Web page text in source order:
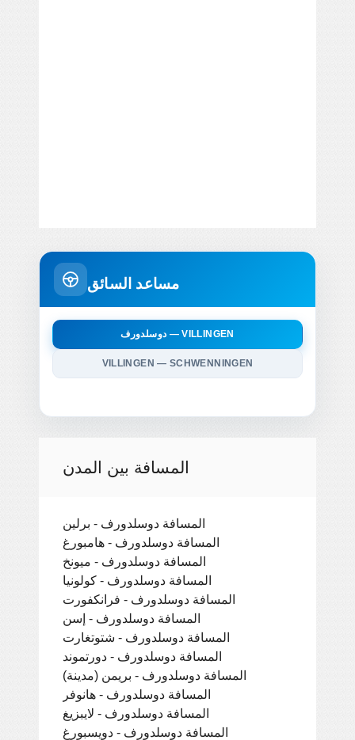
مساعد السائق
دوسلدورف — VILLINGEN
VILLINGEN — SCHWENNINGEN
المسافة بين المدن
المسافة دوسلدورف - برلين
المسافة دوسلدورف - هامبورغ
المسافة دوسلدورف - ميونخ
المسافة دوسلدورف - كولونيا
المسافة دوسلدورف - فرانكفورت
المسافة دوسلدورف - إسن
المسافة دوسلدورف - شتوتغارت
المسافة دوسلدورف - دورتموند
المسافة دوسلدورف - بريمن (مدينة)
المسافة دوسلدورف - هانوفر
المسافة دوسلدورف - لايبزيغ
المسافة دوسلدورف - دويسبورغ